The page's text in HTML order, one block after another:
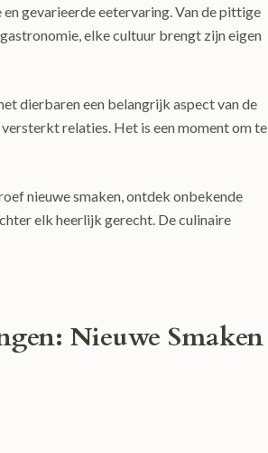
gevarieerde eetervaring. Van de pittige
elke cultuur brengt zijn eigen
dierbaren een belangrijk aspect van de
relaties. Het is een moment om te
nieuwe smaken, ontdek onbekende
elk heerlijk gerecht. De culinaire
Nieuwe Smaken